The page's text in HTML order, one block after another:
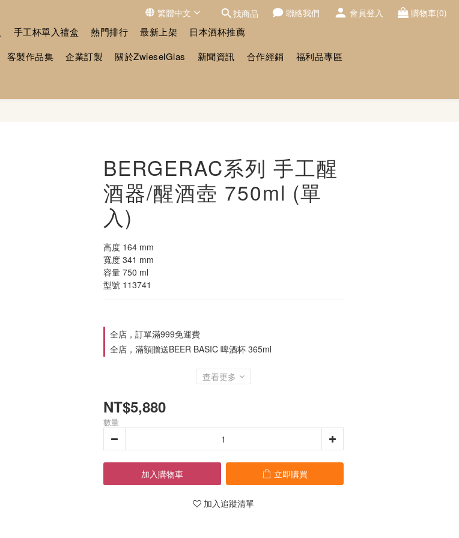
繁體中文 找商品 聯絡我們 會員登入 購物車(0)
手工杯單入禮盒 熱門排行 最新上架
日本酒杯推薦
客製作品集 企業訂製 關於ZwieselGlas 新聞資訊 合作經銷
福利品專區
BERGERAC系列 手工醒
酒器/醒酒壺 750ml (單
入)
高度 164 mm
寬度 341 mm
容量 750 ml
型號 113741
全店，訂單滿999免運費
全店，滿額贈送BEER BASIC 啤酒杯 365ml
查看更多
NT$5,880
數量
加入購物車 立即購買
加入追蹤清單